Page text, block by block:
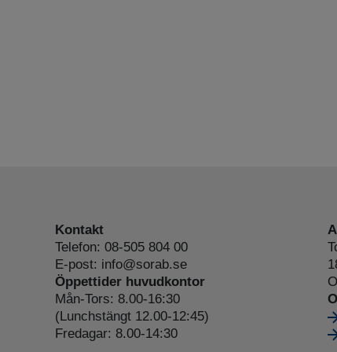
Kontakt
Telefon: 08-505 804 00
E-post: info@sorab.se
Öppettider huvudkontor
Mån-Tors: 8.00-16:30
(Lunchstängt 12.00-12:45)
Fredagar: 8.00-14:30